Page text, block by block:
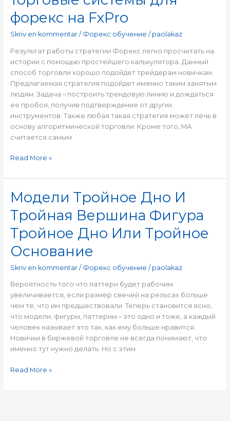
форекс на FxPro
Skriv en kommentar / Форекс обучение / paolakaz
Результат работы стратегии Форекс легко просчитать на
истории с помощью простейшего калькулятора. Данный
способ торговли хорошо подойдет трейдерам новичкам.
Предлагаемая стратегия подойдет именно таким занятым
людям. Задача – построить трендовую линию и дождаться
ее пробоя, получив подтверждение от других
инструментов. Также любая такая стратегия может лечь в
основу алгоритмической торговли. Кроме того, МА
считается самым
системы
для
форекс
FxPro
Read More »
Модели Тройное Дно И
Тройная Вершина Фигура
Тройное Дно Или Тройное
Основание
Skriv en kommentar / Форекс обучение / paolakaz
Вероятность того что паттерн будет рабочим
увеличивается, если размер свечей на рельсах больше
чем те, что им предшествовали. Теперь становится ясно,
что модели, фигуры, паттерны – это одно и тоже, а каждый
человек называет это так, как ему больше нравится.
Новички в биржевой торговле не всегда понимают, что
именно тут нужно делать. Но с этим
Модели
Тройное
Дно
Тройная
Вершина
Фигура
Тройное
Или
Тройное
Read More »